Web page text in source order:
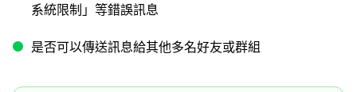
系統限制」等錯誤訊息
是否可以傳送訊息給其他多名好友或群組